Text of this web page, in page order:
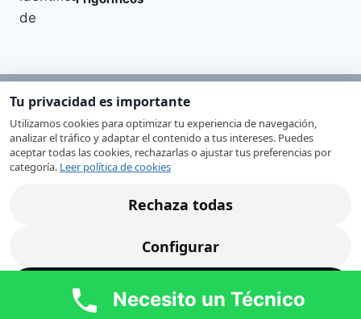
SAT-VALENCIA
Servicio técnico de electrodomésticos en
Valencia especializado en reparaciones de
secadoras y vitrocerámicas. Ofrecemos atención
para garantizar un resultado duradero.
metropolitana con un servicio profesional,
Tu privacidad es importante
Utilizamos cookies para optimizar tu experiencia de navegación,
analizar el tráfico y adaptar el contenido a tus intereses. Puedes
aceptar todas las cookies, rechazarlas o ajustar tus preferencias por
categoría. Leer política de cookies
Rechaza todas
Configurar
Acepta todas
Necesito un Técnico